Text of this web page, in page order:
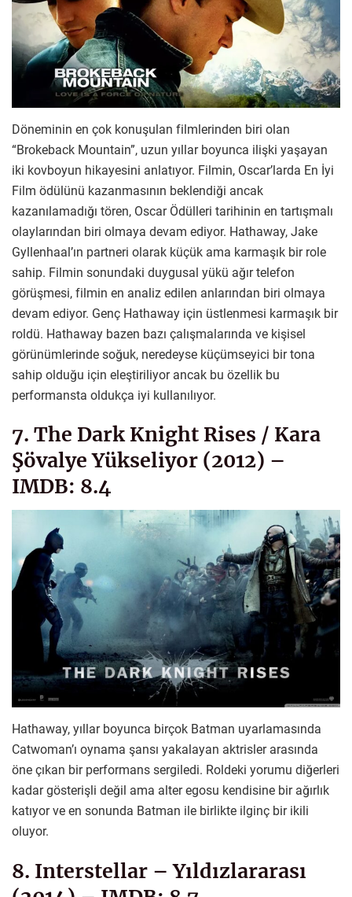
Döneminin en çok konuşulan filmlerinden biri olan
“Brokeback Mountain”, uzun yıllar boyunca ilişki yaşayan
iki kovboyun hikayesini anlatıyor. Filmin, Oscar’larda En İyi
Film ödülünü kazanmasının beklendiği ancak
kazanılamadığı tören, Oscar Ödülleri tarihinin en tartışmalı
olaylarından biri olmaya devam ediyor. Hathaway, Jake
Gyllenhaal’ın partneri olarak küçük ama karmaşık bir role
sahip. Filmin sonundaki duygusal yükü ağır telefon
görüşmesi, filmin en analiz edilen anlarından biri olmaya
devam ediyor. Genç Hathaway için üstlenmesi karmaşık bir
roldü. Hathaway bazen bazı çalışmalarında ve kişisel
görünümlerinde soğuk, neredeyse küçümseyici bir tona
sahip olduğu için eleştiriliyor ancak bu özellik bu
performansta oldukça iyi kullanılıyor.
7. The Dark Knight Rises / Kara
Şövalye Yükseliyor (2012) –
IMDB: 8.4
Hathaway, yıllar boyunca birçok Batman uyarlamasında
Catwoman’ı oynama şansı yakalayan aktrisler arasında
öne çıkan bir performans sergiledi. Roldeki yorumu diğerleri
kadar gösterişli değil ama alter egosu kendisine bir ağırlık
katıyor ve en sonunda Batman ile birlikte ilginç bir ikili
oluyor.
8. Interstellar – Yıldızlararası